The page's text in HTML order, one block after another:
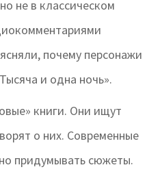
не в классическом
почему персонажи
и одна ночь».
книги. Они ищут
о них. Современные
придумывать сюжеты.